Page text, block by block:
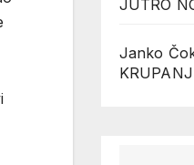
JUTRO
Janko